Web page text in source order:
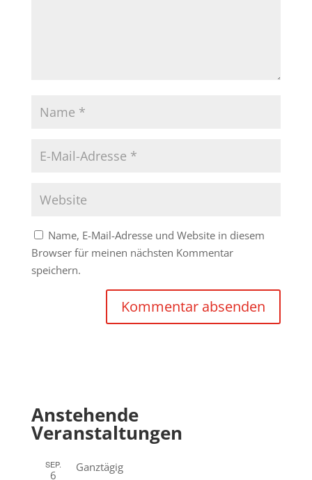
Name, E-Mail-Adresse und Website in diesem
Browser für meinen nächsten Kommentar
speichern.
Anstehende
Veranstaltungen
SEP.
6
Ganztägig